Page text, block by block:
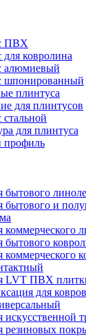
ПВХ
ковролина
алюмиевый
шпонированный
плинтуса
для плинтусов
для плинтуса
бытового
бытового и
коммерческого
бытового
коммерческого
LVT ПВХ
для
искусственной
резиновых